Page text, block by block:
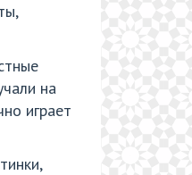
на
играет